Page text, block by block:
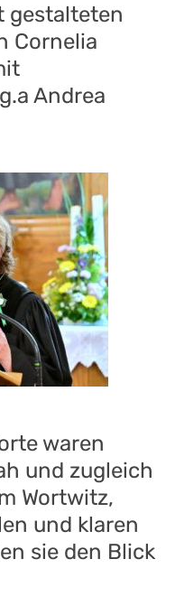
gestalteten
Cornelia
a Andrea
waren
und zugleich
Wortwitz,
und klaren
sie den Blick